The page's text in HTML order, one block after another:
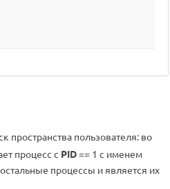
пространства пользователя: во
процесс с PID== 1 с именем
процессы и является их